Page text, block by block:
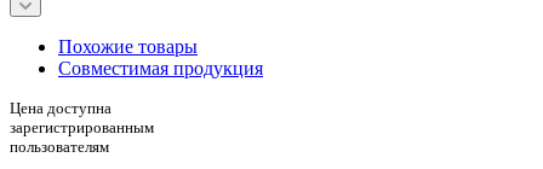
Похожие товары
Совместимая продукция
Цена доступна
зарегистрированным
пользователям